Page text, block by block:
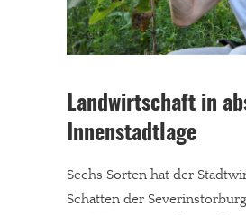
Landwirtschaft in
Innenstadtlage
Sechs Sorten hat der
Schatten der